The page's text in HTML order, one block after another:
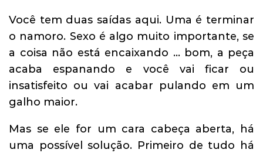
Você tem duas saídas aqui. Uma é terminar
o namoro. Sexo é algo muito importante, se
a coisa não está encaixando … bom, a peça
acaba espanando e você vai ficar ou
insatisfeito ou vai acabar pulando em um
galho maior.
Mas se ele for um cara cabeça aberta, há
uma possível solução. Primeiro de tudo há